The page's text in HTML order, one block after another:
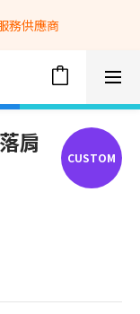
務供應商
務供應商
限網站落單, 不適用
台等)
供應商
肩